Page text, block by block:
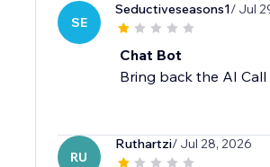
SE
Seductiveseasons1/ Jul
Chat Bot
Bring back the AI
RU
Ruthartzi/ Jul 28, 2026